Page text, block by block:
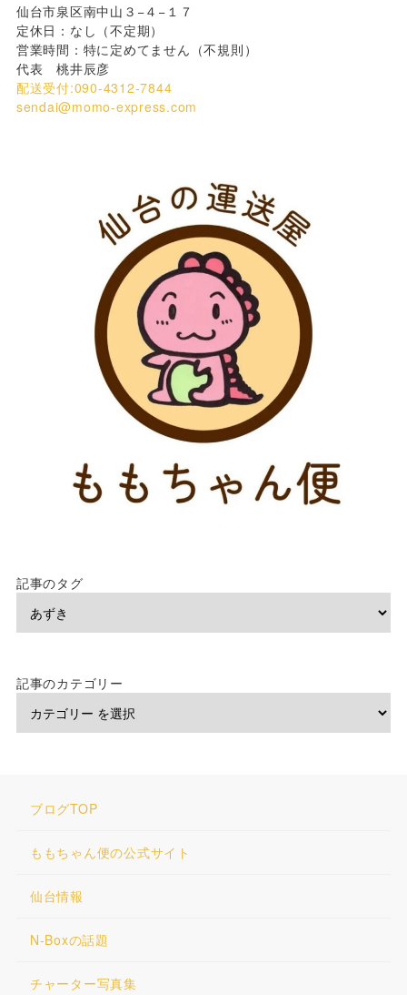
仙台市泉区南中山３−４−１７
定休日：なし（不定期）
営業時間：特に定めてません（不規則）
代表 桃井辰彦
配送受付:090-4312-7844
sendai@momo-express.com
記事のタグ
記事のカテゴリー
ブログTOP
ももちゃん便の公式サイト
仙台情報
N-Boxの話題
チャーター写真集